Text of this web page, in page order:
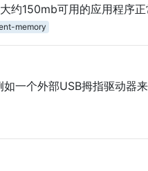
约150mb可用的应用程序正
memory
一个外部USB拇指驱动器来